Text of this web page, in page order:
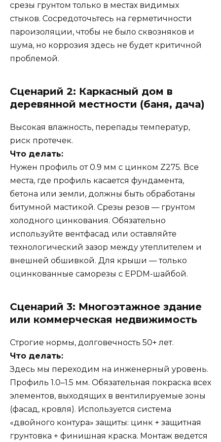
срезы грунтом только в местах видимых
стыков. Сосредоточьтесь на герметичности
пароизоляции, чтобы не было сквозняков и
шума, но коррозия здесь не будет критичной
проблемой.
Сценарий 2: Каркасный дом в
деревянной местности (баня, дача)
Высокая влажность, перепады температур,
риск протечек.
Что делать:
Нужен профиль от 0.9 мм с цинком Z275. Все
места, где профиль касается фундамента,
бетона или земли, должны быть обработаны
битумной мастикой. Срезы резов — грунтом
холодного цинкования. Обязательно
используйте вентфасад или оставляйте
технологический зазор между утеплителем и
внешней обшивкой. Для крыши — только
оцинкованные саморезы с EPDM-шайбой.
Сценарий 3: Многоэтажное здание
или коммерческая недвижимость
Строгие нормы, долговечность 50+ лет.
Что делать:
Здесь мы переходим на инженерный уровень.
Профиль 1.0–1.5 мм. Обязательная покраска всех
элементов, выходящих в вентилируемые зоны
(фасад, кровля). Используется система
«двойного контура» защиты: цинк + защитная
грунтовка + финишная краска. Монтаж ведется